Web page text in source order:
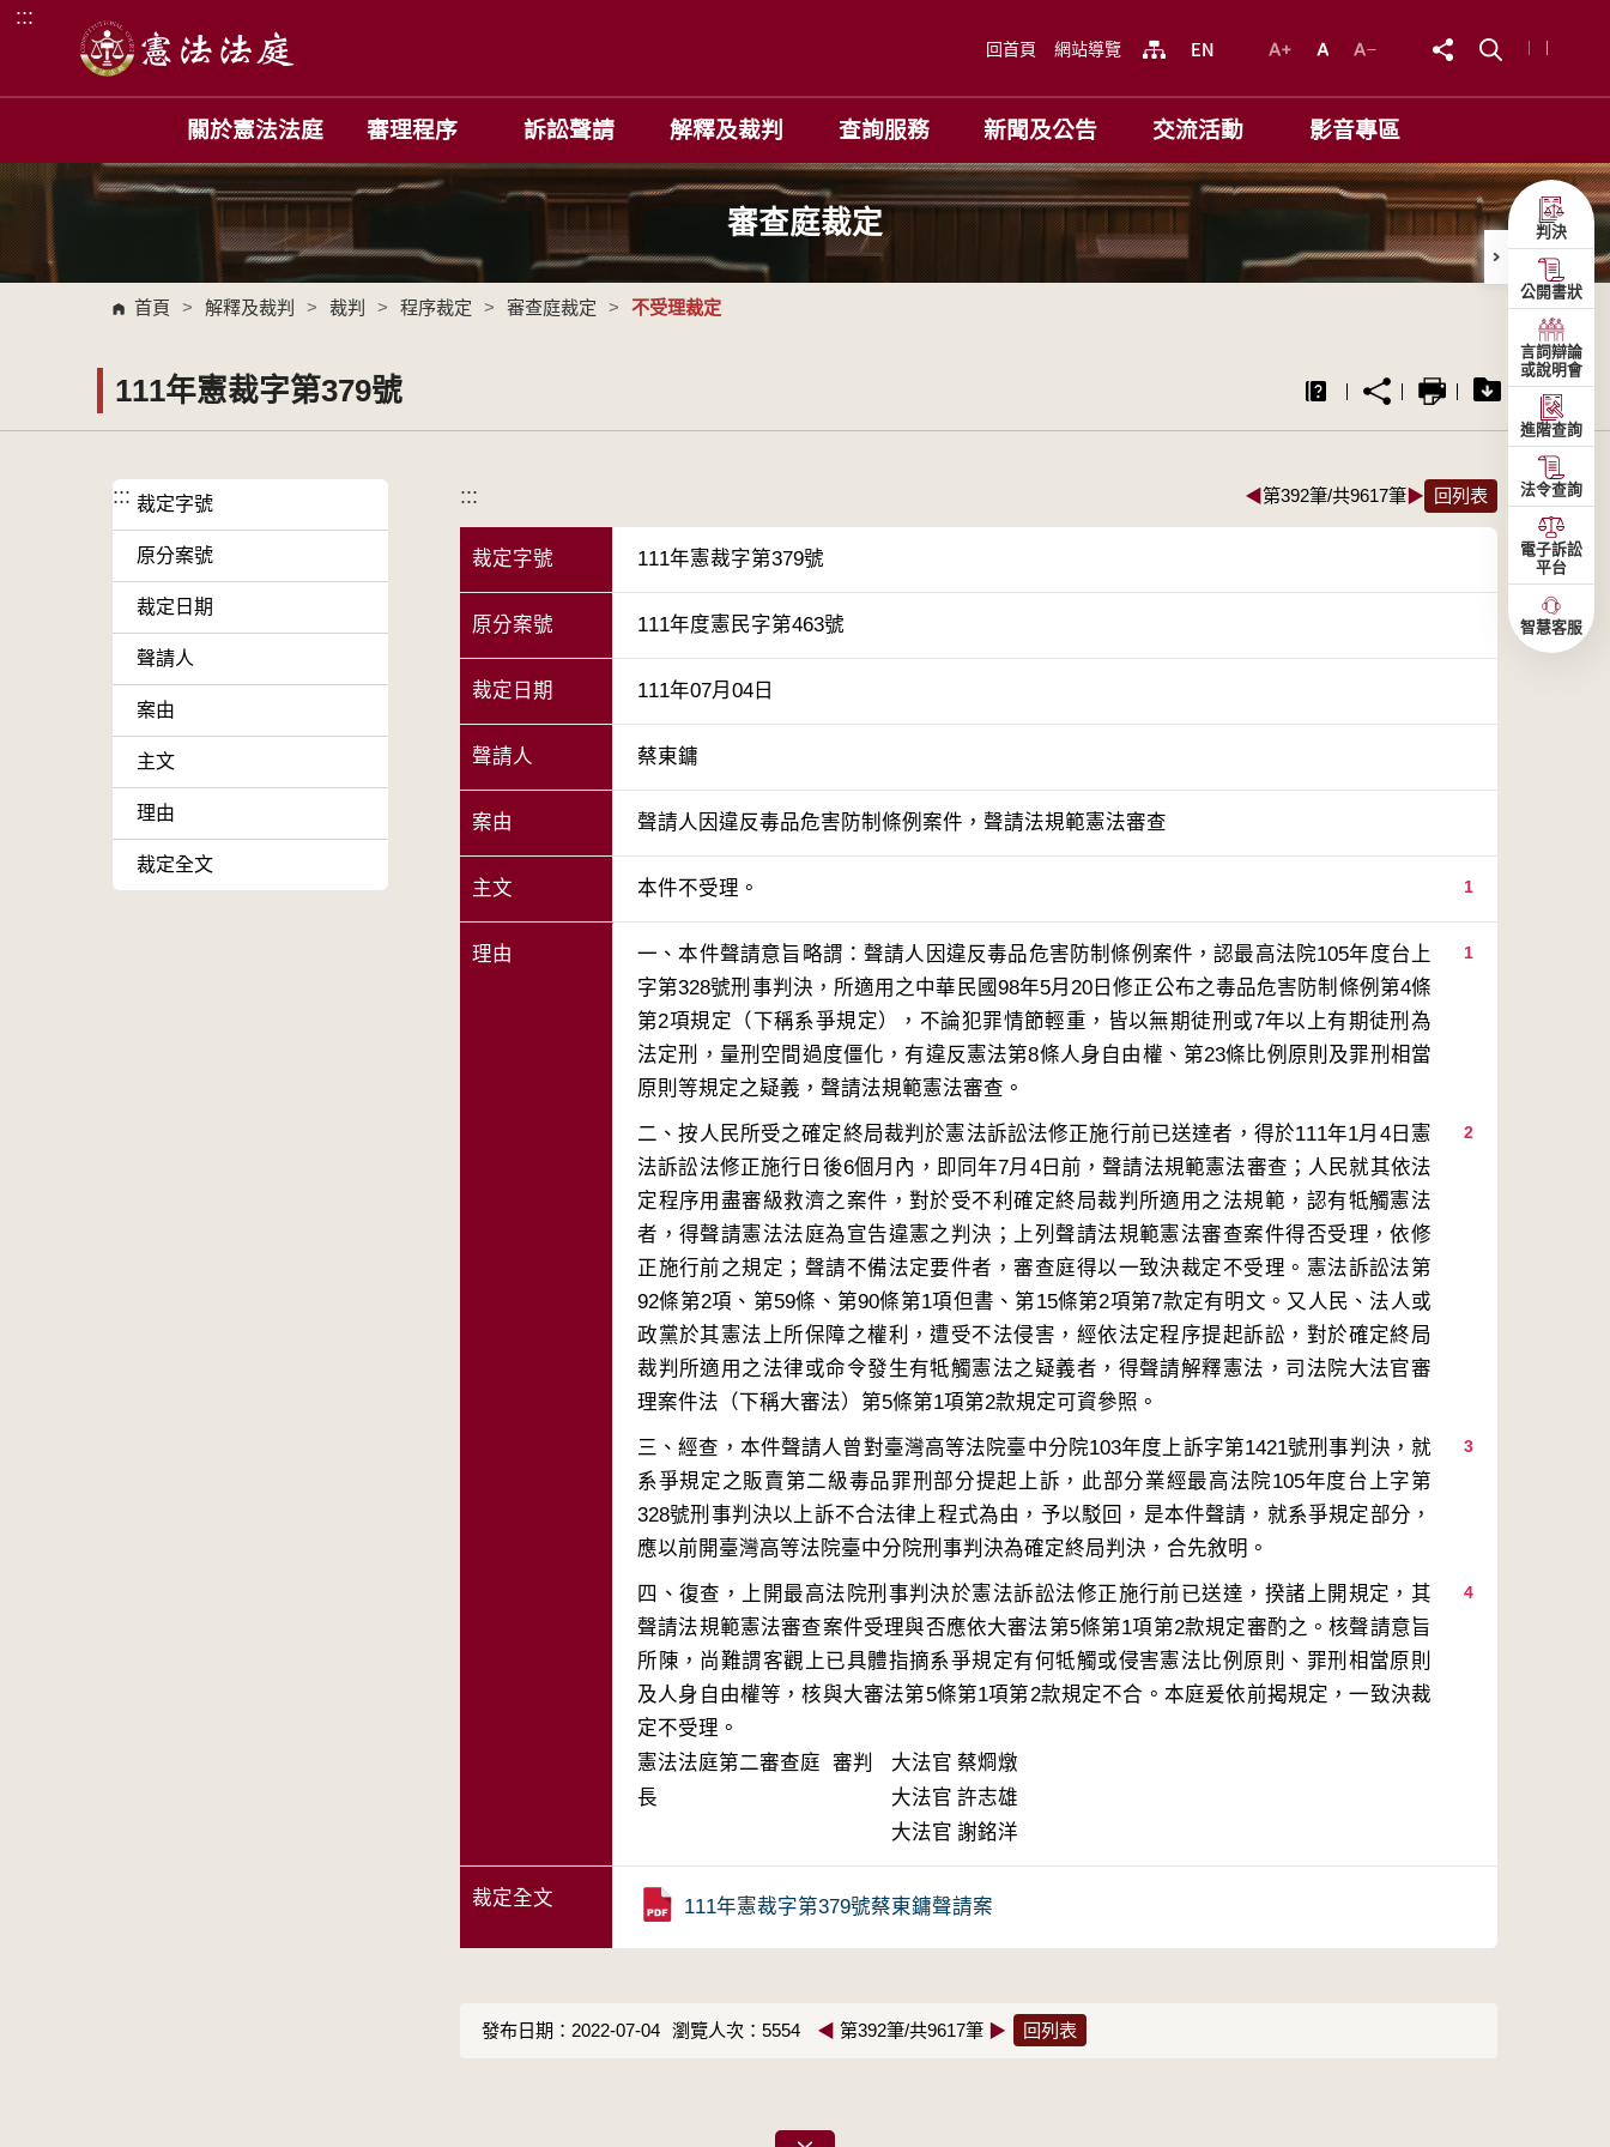
跳到主要內容區塊
:::
回首頁 網站導覽
關於憲法法庭 審理程序 訴訟聲請 解釋及裁判 查詢服務 新聞及公告 交流活動 影音專區
審查庭裁定
首頁 > 解釋及裁判 > 裁判 > 程序裁定 > 審查庭裁定 > 不受理裁定
111年憲裁字第379號
::: 裁定字號
原分案號
裁定日期
聲請人
案由
主文
理由
裁定全文
::: ◀第392筆/共9617筆▶ 回列表
裁定字號 111年憲裁字第379號
原分案號 111年度憲民字第463號
裁定日期 111年07月04日
聲請人 蔡東鏞
案由 聲請人因違反毒品危害防制條例案件，聲請法規範憲法審查
主文 1
理由 1
一、本件聲請意旨略謂：聲請人因違反毒品危害防制條例案件，認最高法院105年度台上
字第328號刑事判決，所適用之中華民國98年5月20日修正公布之毒品危害防制條例第4條
第2項規定（下稱系爭規定），不論犯罪情節輕重，皆以無期徒刑或7年以上有期徒刑為
法定刑，量刑空間過度僵化，有違反憲法第8條人身自由權、第23條比例原則及罪刑相當
2
二、按人民所受之確定終局裁判於憲法訴訟法修正施行前已送達者，得於111年1月4日憲
法訴訟法修正施行日後6個月內，即同年7月4日前，聲請法規範憲法審查；人民就其依法
定程序用盡審級救濟之案件，對於受不利確定終局裁判所適用之法規範，認有牴觸憲法
者，得聲請憲法法庭為宣告違憲之判決；上列聲請法規範憲法審查案件得否受理，依修
正施行前之規定；聲請不備法定要件者，審查庭得以一致決裁定不受理。憲法訴訟法第
92條第2項、第59條、第90條第1項但書、第15條第2項第7款定有明文。又人民、法人或
政黨於其憲法上所保障之權利，遭受不法侵害，經依法定程序提起訴訟，對於確定終局
裁判所適用之法律或命令發生有牴觸憲法之疑義者，得聲請解釋憲法，司法院大法官審
3
三、經查，本件聲請人曾對臺灣高等法院臺中分院103年度上訴字第1421號刑事判決，就
系爭規定之販賣第二級毒品罪刑部分提起上訴，此部分業經最高法院105年度台上字第
328號刑事判決以上訴不合法律上程式為由，予以駁回，是本件聲請，就系爭規定部分，
4
四、復查，上開最高法院刑事判決於憲法訴訟法修正施行前已送達，揆諸上開規定，其
聲請法規範憲法審查案件受理與否應依大審法第5條第1項第2款規定審酌之。核聲請意旨
所陳，尚難謂客觀上已具體指摘系爭規定有何牴觸或侵害憲法比例原則、罪刑相當原則
及人身自由權等，核與大審法第5條第1項第2款規定不合。本庭爰依前揭規定，一致決裁
憲法法庭第二審查庭 審判
長
大法官 蔡烱燉
大法官 許志雄
大法官 謝銘洋
裁定全文 111年憲裁字第379號蔡東鏞聲請案
發布日期：2022-07-04 瀏覽人次：5554 ◀ 第392筆/共9617筆 ▶ 回列表
判決
公開書狀
言詞辯論
或說明會
進階查詢
法令查詢
電子訴訟
平台
智慧客服